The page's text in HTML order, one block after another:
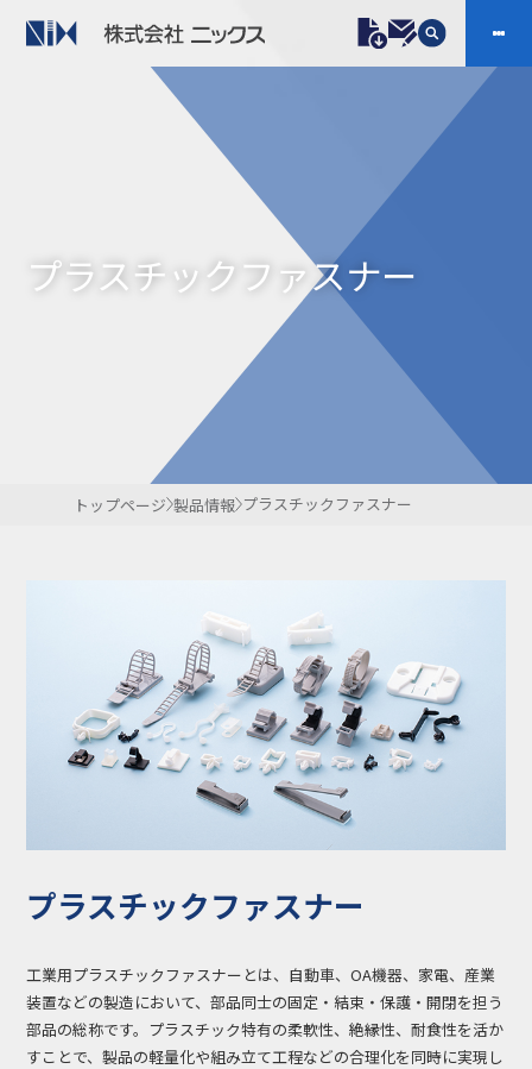
プラスチックファスナー 機構部品
ケーブルマーカー
樹脂継手、配管施工
防虫忌避製品ARINIX
プリント基板実装関連
会社案内
IR
お問い合わせ 開発・導入実績
よくあるご質問
NIXのサスティナ
ビリティ
査結果
利用規約
個人情報保護方
針
プラスチックファスナー
トップページ 製品情報 プラスチックファスナー
プラスチックファスナー
工業用プラスチックファスナーとは、自動車、OA機器、家電、産業
装置などの製造において、部品同士の固定・結束・保護・開閉を担う
部品の総称です。プラスチック特有の柔軟性、絶縁性、耐食性を活か
すことで、製品の軽量化や組み立て工程などの合理化を同時に実現し